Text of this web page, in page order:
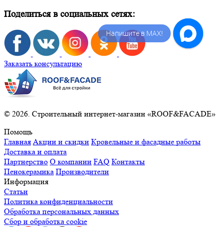
Поделиться в социальных сетях:
Заказать консультацию
© 2026. Строительный интернет-магазин «ROOF&FACADE»
Помощь
Главная Акции и скидки Кровельные и фасадные работы
Доставка и оплата
Партнерство О компании FAQ Контакты
Пенокерамика Производители
Информация
Статьи
Политика конфиденциальности
Обработка персональных данных
Сбор и обработка cookie
Напишите в MAX!